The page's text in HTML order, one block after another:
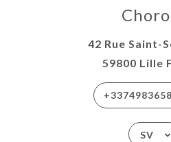
42 Rue Saint-
59800 Lille
SV